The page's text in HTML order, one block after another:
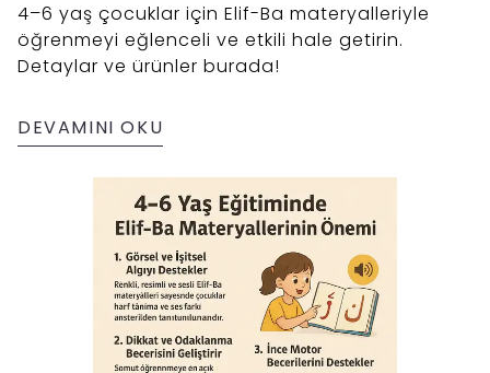
4–6 yaş çocuklar için Elif-Ba materyalleriyle
öğrenmeyi eğlenceli ve etkili hale getirin.
Detaylar ve ürünler burada!
DEVAMINI OKU